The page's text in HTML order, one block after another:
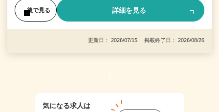
後で見る 詳細を見る
更新日： 2026/07/15 掲載終了日： 2026/08/26
1
気になる求人は